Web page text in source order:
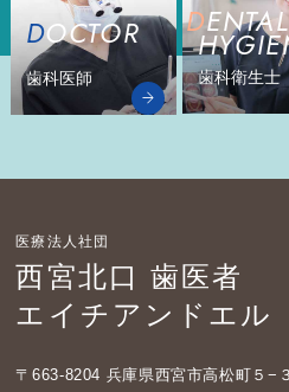
DOCTOR
歯科医師
DENTAL
歯科衛生士
医療法人社団
西宮北口 歯医者
エイチアンドエル
〒663-8204 兵庫県西宮市高松町５−